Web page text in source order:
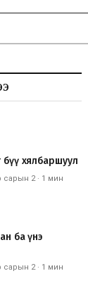
хялбаршуул
сарын 2· 1 мин
ба үнэ
сарын 2· 1 мин